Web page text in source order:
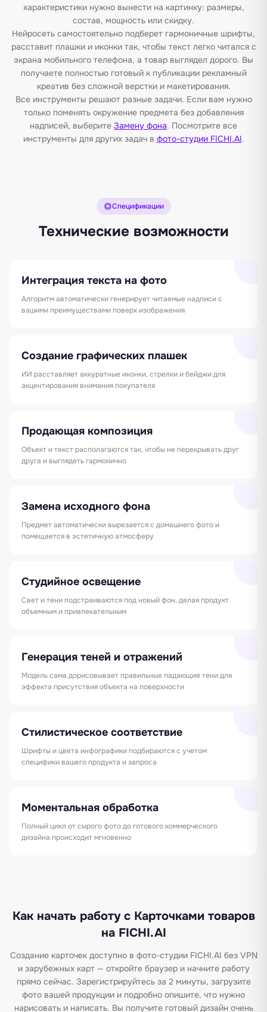
характеристики нужно вынести на картинку: размеры,
состав, мощность или скидку.
Нейросеть самостоятельно подберет гармоничные шрифты,
расставит плашки и иконки так, чтобы текст легко читался с
экрана мобильного телефона, а товар выглядел дорого. Вы
получаете полностью готовый к публикации рекламный
креатив без сложной верстки и макетирования.
Все инструменты решают разные задачи. Если вам нужно
только поменять окружение предмета без добавления
надписей, выберите Замену фона. Посмотрите все
инструменты для других задач в фото-студии FICHI.AI.
Спецификации
Технические возможности
Интеграция текста на фото
Алгоритм автоматически генерирует читаемые надписи с
вашими преимуществами поверх изображения
Создание графических плашек
ИИ расставляет аккуратные иконки, стрелки и бейджи для
акцентирования внимания покупателя
Продающая композиция
Объект и текст располагаются так, чтобы не перекрывать друг
друга и выглядеть гармонично
Замена исходного фона
Предмет автоматически вырезается с домашнего фото и
помещается в эстетичную атмосферу
Студийное освещение
Свет и тени подстраиваются под новый фон, делая продукт
объемным и привлекательным
Генерация теней и отражений
Модель сама дорисовывает правильные падающие тени для
эффекта присутствия объекта на поверхности
Стилистическое соответствие
Шрифты и цвета инфографики подбираются с учетом
специфики вашего продукта и запроса
Моментальная обработка
Полный цикл от сырого фото до готового коммерческого
дизайна происходит мгновенно
Как начать работу с Карточками товаров
на FICHI.AI
Создание карточек доступно в фото-студии FICHI.AI без VPN
и зарубежных карт — откройте браузер и начните работу
прямо сейчас. Зарегистрируйтесь за 2 минуты, загрузите
фото вашей продукции и подробно опишите, что нужно
нарисовать и написать. Вы получите готовый дизайн очень